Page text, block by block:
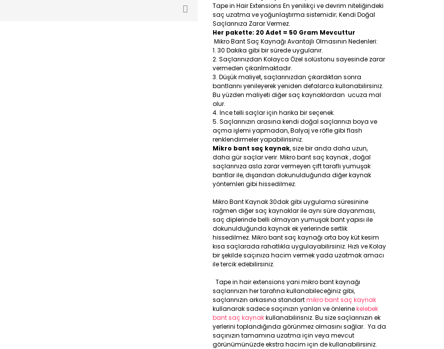
Tape in Hair Extensions En yenilikçi ve devrim niteliğindeki
saç uzatma ve yoğunlaştırma sistemidir; Kendi Doğal
Saçlarınıza Zarar Vermez.
Her pakette: 20 Adet = 50 Gram Mevcuttur
Mikro Bant Saç Kaynağı Avantajlı Olmasının Nedenleri:
30 Dakika gibi bir sürede uygulanır.
Saçlarınızdan Kolayca Özel solüstonu sayesinde zarar
vermeden çıkarılmaktadır.
Düşük maliyet, saçlarınızdan çıkardıktan sonra
bantlarını yenileyerek yeniden defalarca kullanabilirsiniz.
Bu yüzden maliyeti diğer saç kaynaklardan ucuza mal
olur.
İnce telli saçlar için harika bir seçenek.
Saçlarınızın arasına kendi doğal saçlarınızı boya ve
açma işlemi yapmadan, Balyaj ve röfle gibi flash
renklendirmeler yapabilirisiniz.
Mikro bant saç kaynak, size bir anda daha uzun,
daha gür saçlar verir. Mikro bant saç kaynak , doğal
saçlarınıza asla zarar vermeyen çift taraflı yumuşak
bantlar ile, dışarıdan dokunulduğunda diğer kaynak
yöntemleri gibi hissedilmez.
Mikro Bant Kaynak 30dak gibi uygulama süresinine
rağmen diğer saç kaynaklar ile aynı süre dayanması,
saç diplerinde belli olmayan yumuşak bant yapısı ile
dokunulduğunda kaynak ek yerlerinde sertlik
hissedilmez. Mikro bant saç kaynağı orta boy küt kesim
kısa saçlarada rahatlıkla uygulayabilirsiniz. Hızlı ve Kolay
bir şekilde saçınıza hacim vermek yada uzatmak amacı
ile tercik edebilirsiniz.
Tape in hair extensions yani mikro bant kaynağı
saçlarınızın her tarafına kullanabileceğiniz gibi,
saçlarınızın arkasına standartmikro bant saç kaynak
kullanarak sadece saçınızın yanları ve önlerinekelebek
bant saç kaynakkullanabilirisniz. Bu size saçlarınızın ek
yerlerini toplandığında görünmez olmasını sağlar. Ya da
saçınızın tamamına uzatma için veya mevcut
görünümünüzde ekstra hacim için de kullanabilirsiniz.